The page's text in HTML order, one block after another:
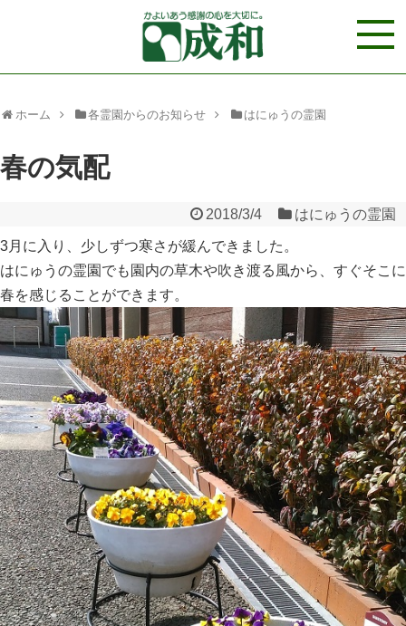
ホーム 各霊園からのお知らせ はにゅうの霊園
春の気配
2018/3/4 はにゅうの霊園
3月に入り、少しずつ寒さが緩んできました。
はにゅうの霊園でも園内の草木や吹き渡る風から、すぐそこに
春を感じることができます。